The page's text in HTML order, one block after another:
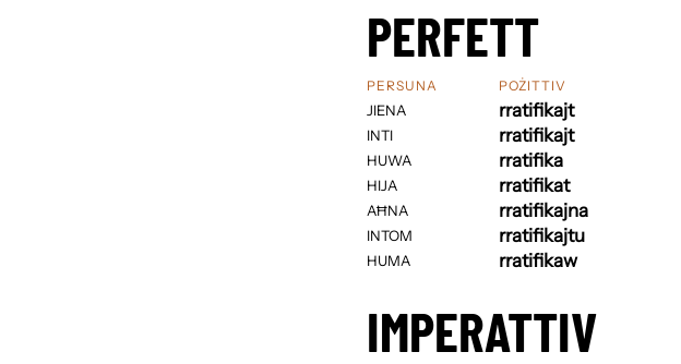
PERFETT
PERSUNA
JIENA
INTI
HUWA
HIJA
AĦNA
INTOM
HUMA
POŻITTIV
rratifikajt
rratifikajt
rratifika
rratifikat
rratifikajna
rratifikajtu
rratifikaw
IMPERATTIV